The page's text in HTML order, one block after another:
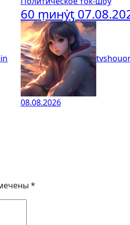
60 ṃинẏƫ
08.08.2026
*